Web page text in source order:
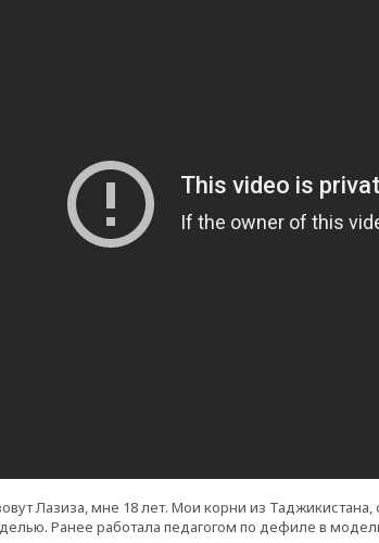
Лазиза, мне 18 лет. Мои корни из
Ранее работала педагогом по дефиле в